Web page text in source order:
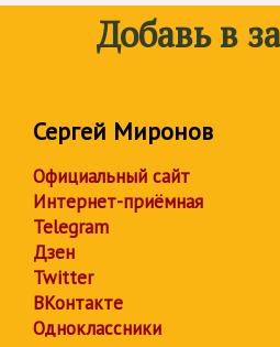
Добавь в
Сергей Миронов
Официальный сайт
Интернет-приёмная
Telegram
Дзен
Twitter
ВКонтакте
Одноклассники